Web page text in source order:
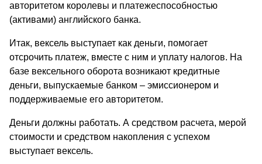
авторитетом королевы и платежеспособностью
(активами) английского банка.
Итак, вексель выступает как деньги, помогает
отсрочить платеж, вместе с ним и уплату налогов. На
базе вексельного оборота возникают кредитные
деньги, выпускаемые банком – эмиссионером и
поддерживаемые его авторитетом.
Деньги должны работать. А средством расчета, мерой
стоимости и средством накопления с успехом
выступает вексель.